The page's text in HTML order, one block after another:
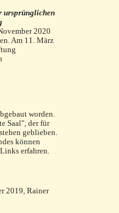
ursprünglichen
2020
Am 11. März
worden.
Saal", der für
geblieben.
können
erfahren.
2019, Rainer